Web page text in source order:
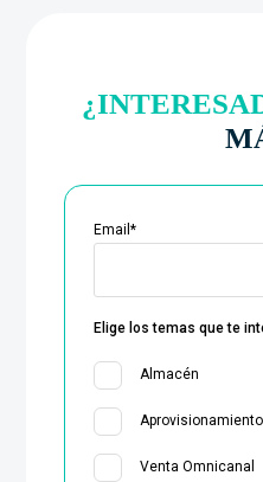
Email*
Elige los temas que te
Almacén
Aprovisionamiento
Venta Omnicanal